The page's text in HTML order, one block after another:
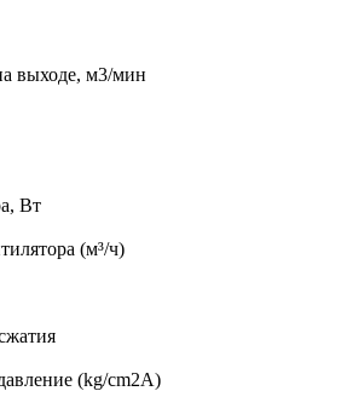
выходе, м3/мин
Вт
(м³/ч)
(kg/cm2A)